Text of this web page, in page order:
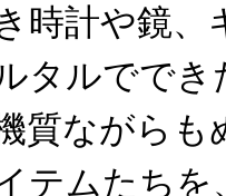
時計や鏡
タルでで
質ながら
テムたち